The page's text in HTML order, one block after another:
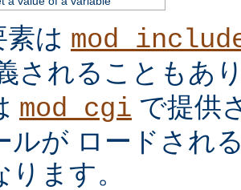
素は
されることもあ
mod_cgi で提供
ルが ロードされ
ます。